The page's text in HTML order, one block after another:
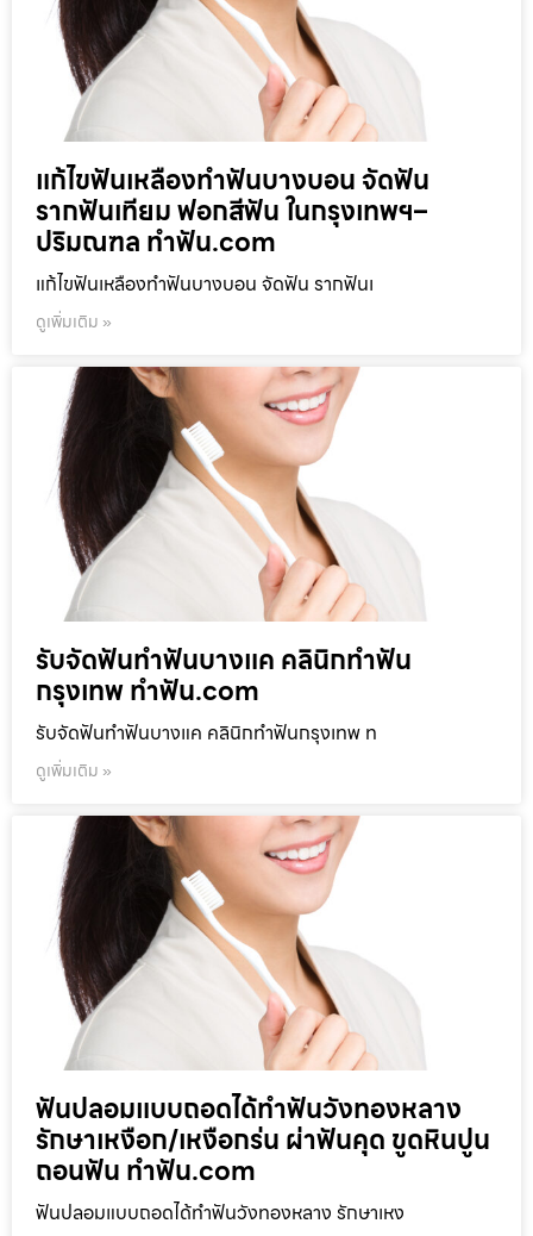
แก้ไขฟันเหลืองทำฟันบางบอน จัดฟัน
รากฟันเทียม ฟอกสีฟัน ในกรุงเทพฯ–
ปริมณฑล ทำฟัน.com
แก้ไขฟันเหลืองทำฟันบางบอน จัดฟัน รากฟันเ
ดูเพิ่มเติม »
รับจัดฟันทำฟันบางแค คลินิกทำฟัน
กรุงเทพ ทำฟัน.com
รับจัดฟันทำฟันบางแค คลินิกทำฟันกรุงเทพ ท
ดูเพิ่มเติม »
ฟันปลอมแบบถอดได้ทำฟันวังทองหลาง
รักษาเหงือก/เหงือกร่น ผ่าฟันคุด ขูดหินปูน
ถอนฟัน ทำฟัน.com
ฟันปลอมแบบถอดได้ทำฟันวังทองหลาง รักษาเหง